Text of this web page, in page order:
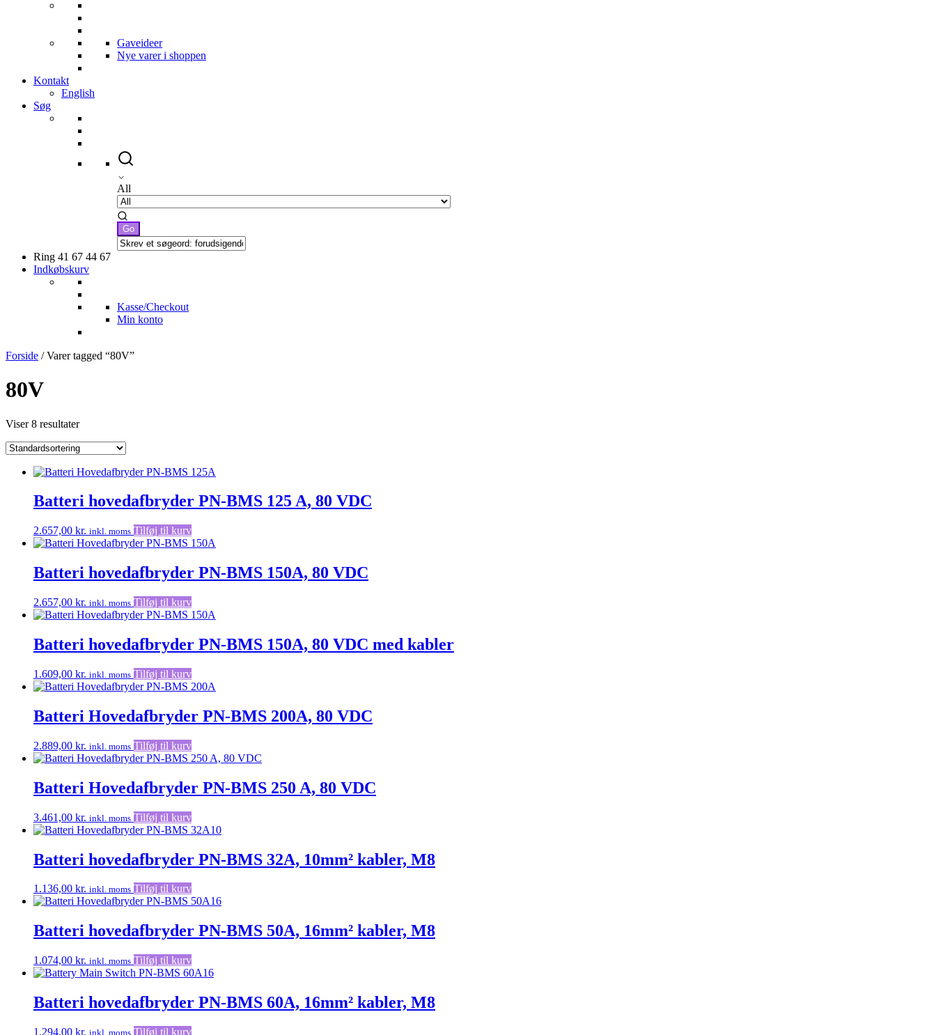
Gaveideer
Nye varer i shoppen
Kontakt
English
Søg
All
Ring 41 67 44 67
Indkøbskurv
Kasse/Checkout
Min konto
Forside / Varer tagged “80V”
80V
Viser 8 resultater
Batteri hovedafbryder PN-BMS 125 A, 80 VDC
2.657,00 kr. inkl. moms Tilføj til kurv
Batteri hovedafbryder PN-BMS 150A, 80 VDC
2.657,00 kr. inkl. moms Tilføj til kurv
Batteri hovedafbryder PN-BMS 150A, 80 VDC med kabler
1.609,00 kr. inkl. moms Tilføj til kurv
Batteri Hovedafbryder PN-BMS 200A, 80 VDC
2.889,00 kr. inkl. moms Tilføj til kurv
Batteri Hovedafbryder PN-BMS 250 A, 80 VDC
3.461,00 kr. inkl. moms Tilføj til kurv
Batteri hovedafbryder PN-BMS 32A, 10mm² kabler, M8
1.136,00 kr. inkl. moms Tilføj til kurv
Batteri hovedafbryder PN-BMS 50A, 16mm² kabler, M8
1.074,00 kr. inkl. moms Tilføj til kurv
Batteri hovedafbryder PN-BMS 60A, 16mm² kabler, M8
1.294,00 kr. inkl. moms Tilføj til kurv